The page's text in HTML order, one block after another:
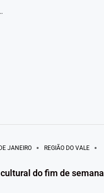
JANEIRO
REGIÃO DO VALE
do fim de semana